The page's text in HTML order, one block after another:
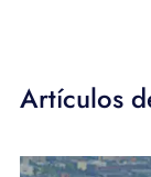
Artículos